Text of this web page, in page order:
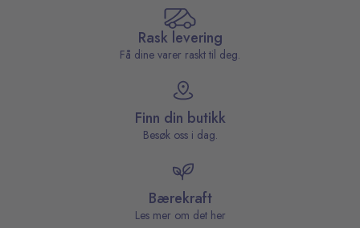
Rask levering
Få dine varer raskt til deg.
Finn din butikk
Besøk oss i dag.
Bærekraft
Les mer om det her